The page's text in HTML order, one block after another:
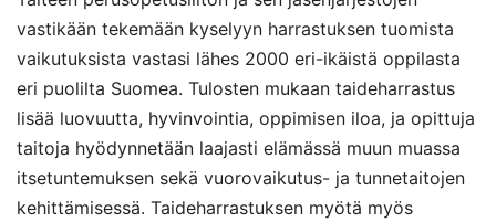
vastikään tekemään kyselyyn harrastuksen tuomista
vaikutuksista vastasi lähes 2000 eri-ikäistä oppilasta
eri puolilta Suomea. Tulosten mukaan taideharrastus
lisää luovuutta, hyvinvointia, oppimisen iloa, ja opittuja
taitoja hyödynnetään laajasti elämässä muun muassa
itsetuntemuksen sekä vuorovaikutus- ja tunnetaitojen
kehittämisessä. Taideharrastuksen myötä myös